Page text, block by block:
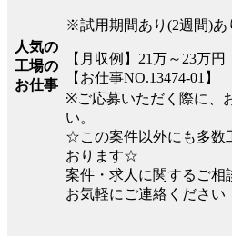
人気の
工場の
お仕事
※試用期間あり(2週間)あ
【月収例】21万～23万円
【お仕事NO.13474-01】
※ご応募いただく際に、
い。
☆この案件以外にも多数
おります☆
案件・求人に関するご相
お気軽にご連絡ください